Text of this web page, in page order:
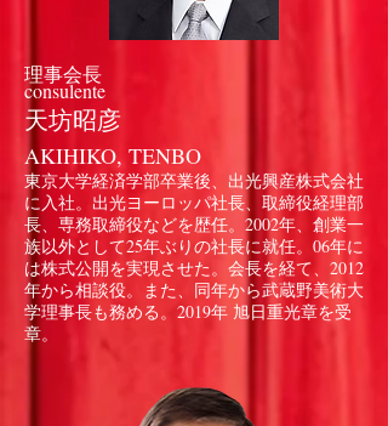
理事会長
consulente
天坊昭彦
AKIHIKO, TENBO
東京大学経済学部卒業後、出光興産株式会社
に入社。出光ヨーロッパ社長、取締役経理部
長、専務取締役などを歴任。2002年、創業一
族以外として25年ぶりの社長に就任。06年に
は株式公開を実現させた。会長を経て、2012
年から相談役。また、同年から武蔵野美術大
学理事長も務める。2019年 旭日重光章を受
章。